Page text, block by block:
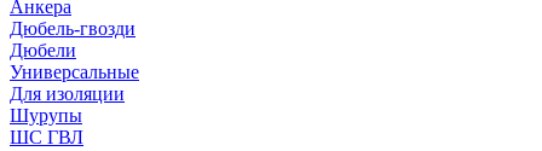
Анкера
Дюбель-гвозди
Дюбели
Универсальные
Для изоляции
Шурупы
ШС ГВЛ